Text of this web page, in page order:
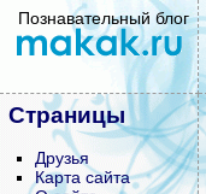
Познавательный блог
Страницы
Друзья
Карта сайта